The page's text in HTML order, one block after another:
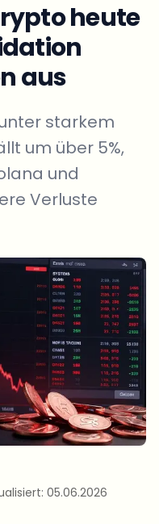
heute
aus
starkem
um über 5%,
und
Verluste
05.06.2026